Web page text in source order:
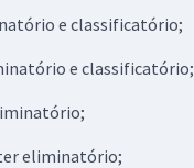
e classificatório;
e classificatório;
eliminatório;